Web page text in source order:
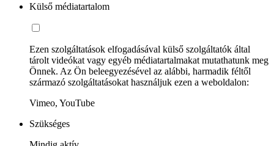
Külső médiatartalom
Ezen szolgáltatások elfogadásával külső szolgáltatók által
tárolt videókat vagy egyéb médiatartalmakat mutathatunk meg
Önnek. Az Ön beleegyezésével az alábbi, harmadik féltől
származó szolgáltatásokat használjuk ezen a weboldalon:
Vimeo, YouTube
Szükséges